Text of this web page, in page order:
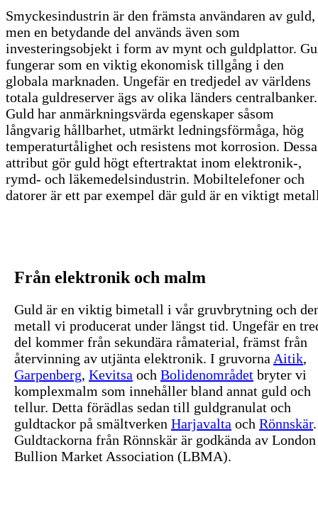
Smyckesindustrin är den främsta användaren av guld,
men en betydande del används även som
investeringsobjekt i form av mynt och guldplattor.
fungerar som en viktig ekonomisk tillgång i den
globala marknaden. Ungefär en tredjedel av världens
totala guldreserver ägs av olika länders centralbanker.
Guld har anmärkningsvärda egenskaper såsom
långvarig hållbarhet, utmärkt ledningsförmåga, hög
temperaturtålighet och resistens mot korrosion. Dessa
attribut gör guld högt eftertraktat inom elektronik-,
rymd- och läkemedelsindustrin. Mobiltelefoner och
datorer är ett par exempel där guld är en viktigt
Från elektronik och malm
Guld är en viktig bimetall i vår gruvbrytning och
metall vi producerat under längst tid. Ungefär en
del kommer från sekundära råmaterial, främst från
återvinning av utjänta elektronik. I gruvorna Aitik,
Garpenberg, Kevitsa och Bolidenområdet bryter vi
komplexmalm som innehåller bland annat guld och
tellur. Detta förädlas sedan till guldgranulat och
guldtackor på smältverken Harjavalta och Rönnskär.
Guldtackorna från Rönnskär är godkända av London
Bullion Market Association (LBMA).